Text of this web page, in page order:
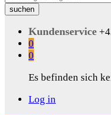
suchen
Kundenservice
0
0
Es befinden sich
Log in